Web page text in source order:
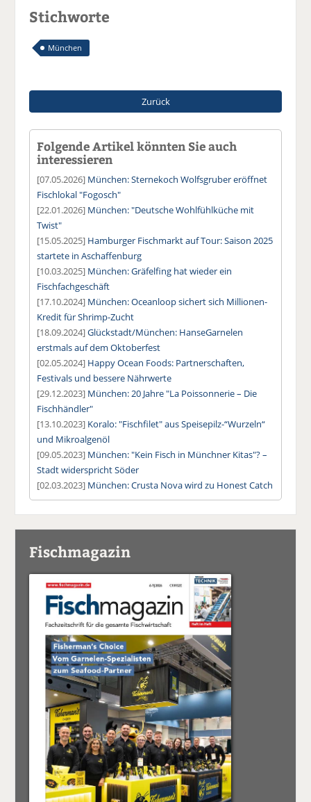
Stichworte
München
Zurück
Folgende Artikel könnten Sie auch
interessieren
[07.05.2026] München: Sternekoch Wolfsgruber eröffnet
Fischlokal "Fogosch"
[22.01.2026] München: "Deutsche Wohlfühlküche mit
Twist"
[15.05.2025] Hamburger Fischmarkt auf Tour: Saison 2025
startete in Aschaffenburg
[10.03.2025] München: Gräfelfing hat wieder ein
Fischfachgeschäft
[17.10.2024] München: Oceanloop sichert sich Millionen-
Kredit für Shrimp-Zucht
[18.09.2024]Glückstadt/München: HanseGarnelen
erstmals auf dem Oktoberfest
[02.05.2024] Happy Ocean Foods: Partnerschaften,
Festivals und bessere Nährwerte
[29.12.2023] München: 20 Jahre "La Poissonnerie – Die
Fischhändler"
[13.10.2023] Koralo: "Fischfilet" aus Speisepilz-“Wurzeln“
und Mikroalgenöl
[09.05.2023] München: "Kein Fisch in Münchner Kitas"? –
Stadt widerspricht Söder
[02.03.2023] München: Crusta Nova wird zu Honest Catch
Fischmagazin